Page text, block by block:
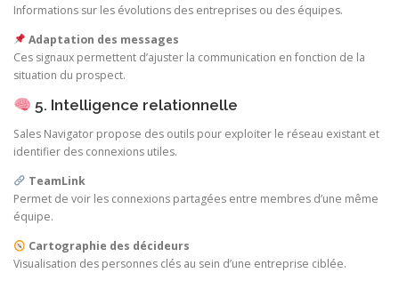
Informations sur les évolutions des entreprises ou des équipes.
Adaptation des messages
Ces signaux permettent d’ajuster la communication en fonction de la
situation du prospect.
5. Intelligence relationnelle
Sales Navigator propose des outils pour exploiter le réseau existant et
identifier des connexions utiles.
TeamLink
Permet de voir les connexions partagées entre membres d’une même
équipe.
Cartographie des décideurs
Visualisation des personnes clés au sein d’une entreprise ciblée.